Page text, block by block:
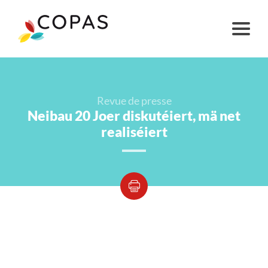
Revue de presse
Neibau 20 Joer diskutéiert, mä net
realiséiert